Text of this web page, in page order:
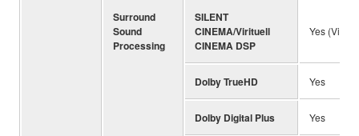
Surround
Sound
Processing
SILENT
CINEMA/Virituell
CINEMA DSP
Yes
Dolby TrueHD Yes
Dolby Digital Plus Yes